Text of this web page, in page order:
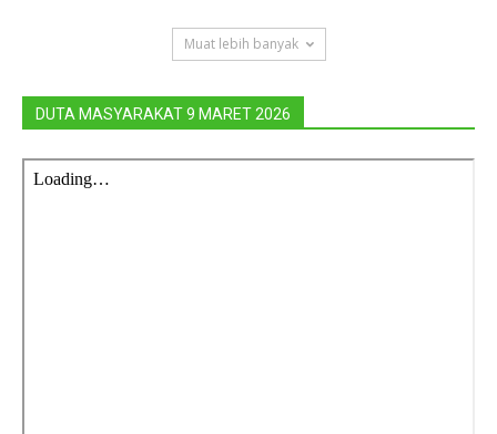
Muat lebih banyak
DUTA MASYARAKAT 9 MARET 2026